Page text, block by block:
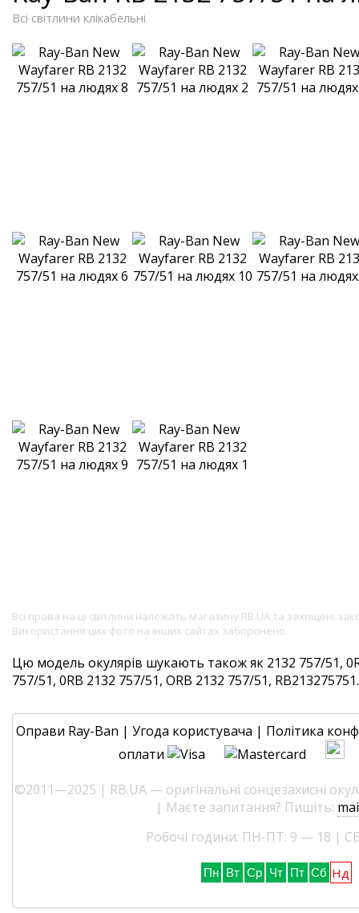
Всі світлини клікабельні
Всі права на ці світлини належать магазину RB.UA та захищені
Використання цих фото на інших сайтах заборонено.
Цю модель окулярів шукають також як 2132 757/51,
757/51, 0RB 2132 757/51, ORB 2132 757/51,
Оправи Ray-Ban | Угода користувача | Політика
оплати
©2011—2025 | RB.UA — оригінальні сонцезахисні
| Маєте запитання? Пишіть:
Робочі години: ПН-ПТ: 9 — 18 |
Пн Вт Ср Чт Пт Сб Нд